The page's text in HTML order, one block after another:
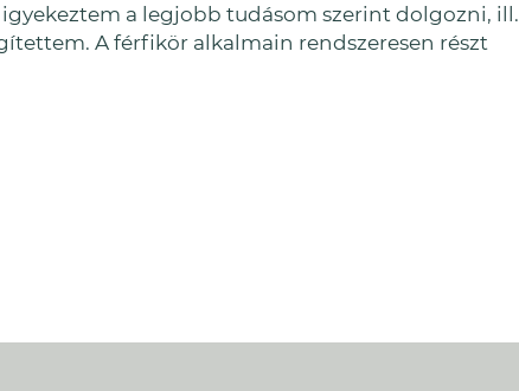
a legjobb tudásom szerint dolgozni, ill.
A férfikör alkalmain rendszeresen részt